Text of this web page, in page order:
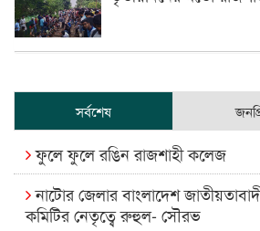
সর্বশেষ
ফুলে ফুলে রঙিন রাজশাহী কলেজ
নাটোর জেলার বাংলাদেশ
কমিটির নেতৃত্বে রুহুল- সৌরভ